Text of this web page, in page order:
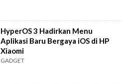
HyperOS 3 Hadirkan Menu
Aplikasi Baru Bergaya iOS di HP
Xiaomi
GADGET